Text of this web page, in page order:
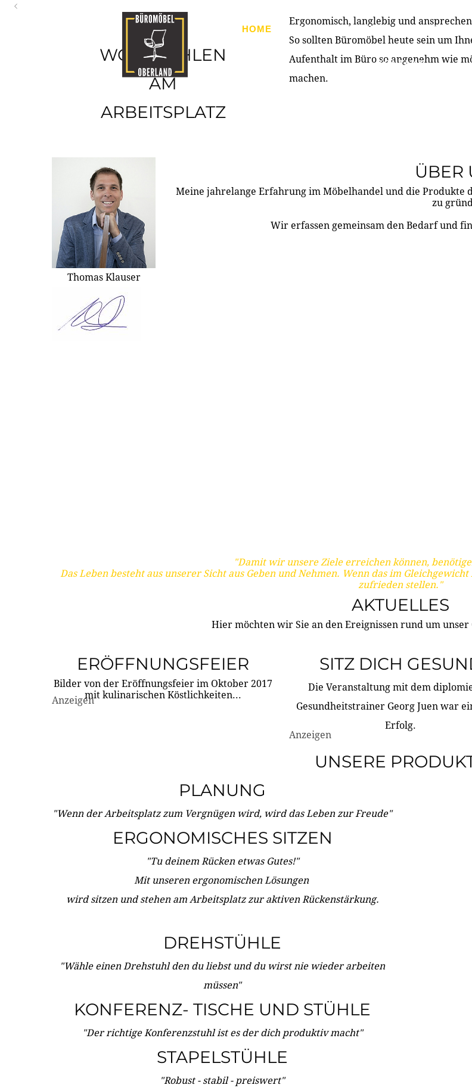
HOME PRODUKTE ÜBER UNS
KONTAKT
WOHLFÜHLEN
AM
ARBEITSPLATZ
Ergonomisch, langlebig und
So sollten Büromöbel heute sein um
Aufenthalt im Büro so angenehm wie
machen.
Thomas Klauser
ÜBER
Meine jahrelange Erfahrung im Möbelhandel und die Produkte
zu
Wir erfassen gemeinsam den Bedarf und
"Damit wir unsere Ziele erreichen können,
Das Leben besteht aus unserer Sicht aus Geben und Nehmen. Wenn das im
zufrieden stellen."
AKTUELLES
Hier möchten wir Sie an den Ereignissen rund um unser
ERÖFFNUNGSFEIER
Bilder von der Eröffnungsfeier im Oktober 2017
mit kulinarischen Köstlichkeiten...
Anzeigen
SITZ DICH
Die Veranstaltung mit dem
Gesundheitstrainer Georg Juen war
Erfolg.
Anzeigen
UNSERE
PLANUNG
"Wenn der Arbeitsplatz zum Vergnügen wird, wird das Leben zur Freude"
ERGONOMISCHES SITZEN
"Tu deinem Rücken etwas Gutes!"
Mit unseren ergonomischen Lösungen
wird sitzen und stehen am Arbeitsplatz zur aktiven Rückenstärkung.
DREHSTÜHLE
"Wähle einen Drehstuhl den du liebst und du wirst nie wieder arbeiten
müssen"
KONFERENZ- TISCHE UND STÜHLE
"Der richtige Konferenzstuhl ist es der dich produktiv macht"
STAPELSTÜHLE
"Robust - stabil - preiswert"